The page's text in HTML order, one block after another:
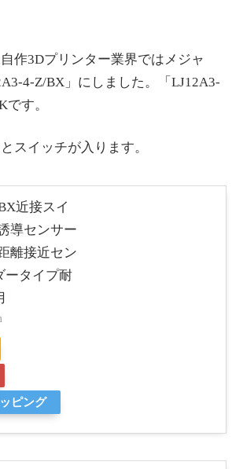
作3Dプリンター業界ではメジャ
4-Z/BX」にしました。「LJ12A3-
す。
スイッチが入ります。
近接スイ
導センサー
離接近セン
ータイプ耐
ピング